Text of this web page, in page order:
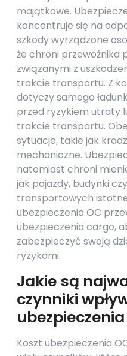
majątkowe.
koncentruje się na
szkody wyrządzone
że chroni przewoźnika
związanymi z
trakcie transportu. Z
dotyczy samego
przed ryzykiem utraty
trakcie transportu.
sytuacje, takie jak
mechaniczne.
natomiast chroni
jak pojazdy, budynki
transportowych
ubezpieczenia OC
ubezpieczenia cargo,
zabezpieczyć swoją
ryzykami.
Jakie są
czynniki
Koszt ubezpieczenia